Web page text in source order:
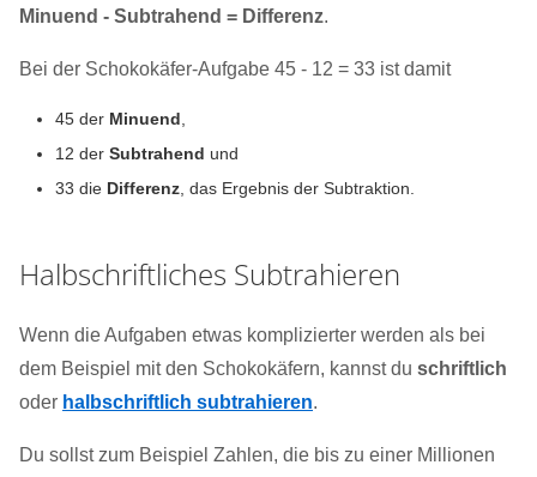
Minuend - Subtrahend = Differenz.
Bei der Schokokäfer-Aufgabe 45 - 12 = 33 ist damit
45 der Minuend
12 der Subtrahend und
33 die Differenz , das Ergebnis der Subtraktion.
Halbschriftliches Subtrahieren
Wenn die Aufgaben etwas komplizierter werden als bei
dem Beispiel mit den Schokokäfern, kannst du schriftlich
oder halbschriftlich subtrahieren.
Du sollst zum Beispiel Zahlen, die bis zu einer Millionen